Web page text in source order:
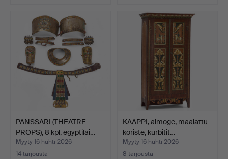
PANSSARI (THEATRE
PROPS), 8 kpl, egyptiläi…
Myyty 16 huhti 2026
14 tarjousta
KAAPPI, almoge, maalattu
koriste, kurbitit…
Myyty 16 huhti 2026
8 tarjousta